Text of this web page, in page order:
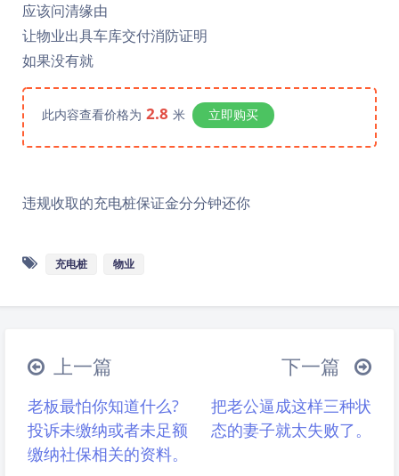
应该问清缘由
让物业出具车库交付消防证明
如果没有就
此内容查看价格为 2.8 米 立即购买
违规收取的充电桩保证金分分钟还你
充电桩 物业
上一篇
老板最怕你知道什么?
投诉未缴纳或者未足额
缴纳社保相关的资料。
下一篇
把老公逼成这样三种状
态的妻子就太失败了。